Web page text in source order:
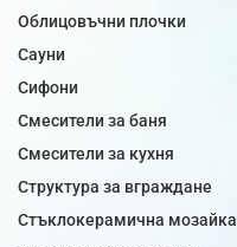
Облицовъчни плочки
Сауни
Сифони
Смесители за баня
Смесители за кухня
Структура за вграждане
Стъклокерамична мозайка